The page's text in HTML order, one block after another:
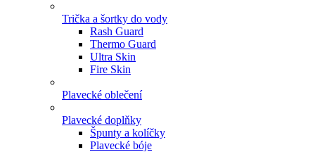
Trička a šortky do vody
Rash Guard
Thermo Guard
Ultra Skin
Fire Skin
Plavecké oblečení
Plavecké doplňky
Špunty a kolíčky
Plavecké bóje